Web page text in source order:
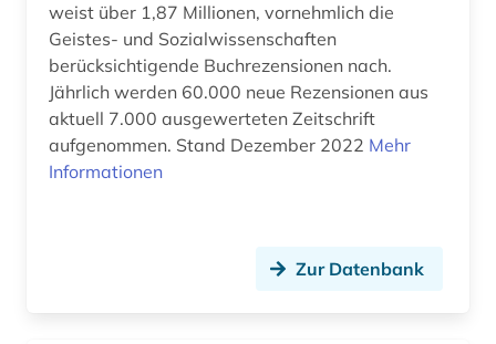
weist über 1,87 Millionen, vornehmlich die
Geistes- und Sozialwissenschaften
berücksichtigende Buchrezensionen nach.
Jährlich werden 60.000 neue Rezensionen aus
aktuell 7.000 ausgewerteten Zeitschrift
aufgenommen. Stand Dezember 2022 Mehr
Informationen
Zur Datenbank